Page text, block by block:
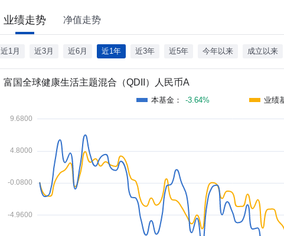
业绩走势 净值走势
近1月 近3月 近6月 近1年 近3年 近5年 今年以来 成立以来
富国全球健康生活主题混合（QDII）人民币A
本基金 ： -3.64% 业绩